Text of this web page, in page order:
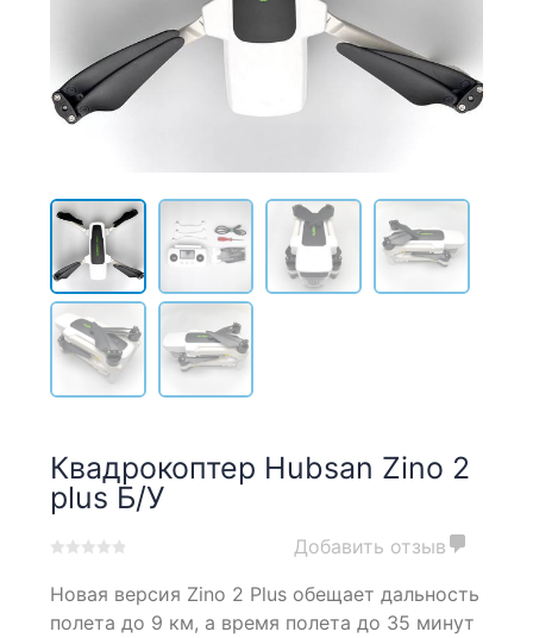
Квадрокоптер Hubsan Zino 2
plus Б/У
out
Добавить отзыв
Новая версия Zino 2 Plus обещает дальность
полета до 9 км, а время полета до 35 минут